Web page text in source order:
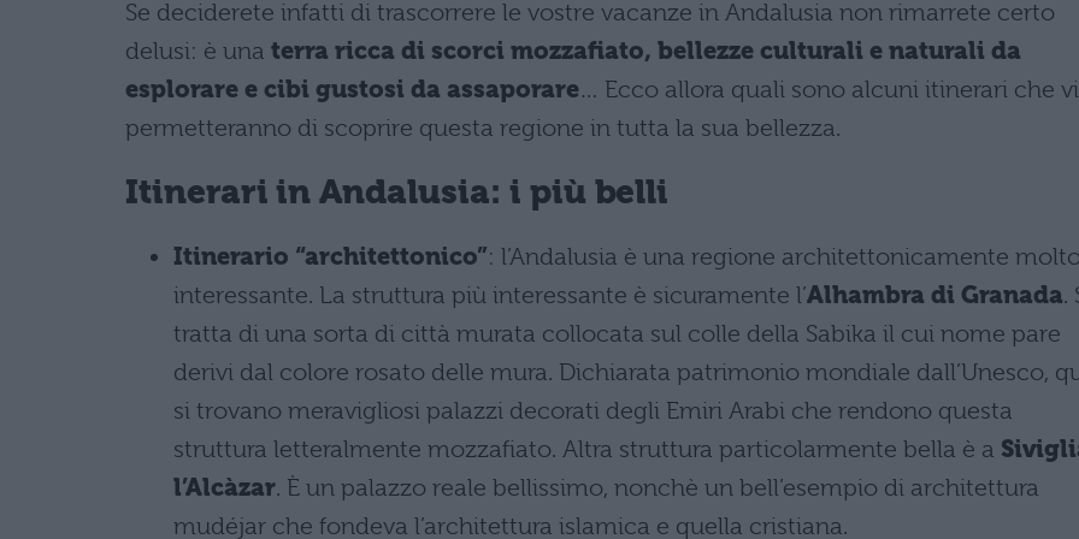
Se deciderete infatti di trascorrere le vostre vacanze in Andalusia non rimarrete certo
delusi: è una terra ricca di scorci mozzafiato, bellezze culturali e naturali da
esplorare e cibi gustosi da assaporare… Ecco allora quali sono alcuni itinerari che vi
permetteranno di scoprire questa regione in tutta la sua bellezza.
Itinerari in Andalusia: i più belli
Itinerario “architettonico”: l’Andalusia è una regione architettonicamente molto
interessante. La struttura più interessante è sicuramente l’Alhambra di Granada.
tratta di una sorta di città murata collocata sul colle della Sabika il cui nome pare
derivi dal colore rosato delle mura. Dichiarata patrimonio mondiale dall’Unesco,
si trovano meravigliosi palazzi decorati degli Emiri Arabi che rendono questa
struttura letteralmente mozzafiato. Altra struttura particolarmente bella è a
l’Alcàzar. È un palazzo reale bellissimo, nonchè un bell’esempio di architettura
mudéjar che fondeva l’architettura islamica e quella cristiana.